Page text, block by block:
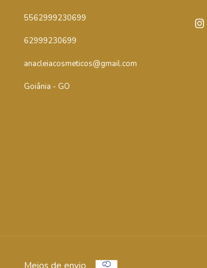
5562999230699
62999230699
anacleiacosmeticos@gmail.com
Goiânia - GO